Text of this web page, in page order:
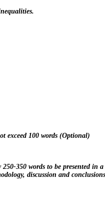
and
exceed 100 words (Optional)
350 words to be presented in a
discussion and